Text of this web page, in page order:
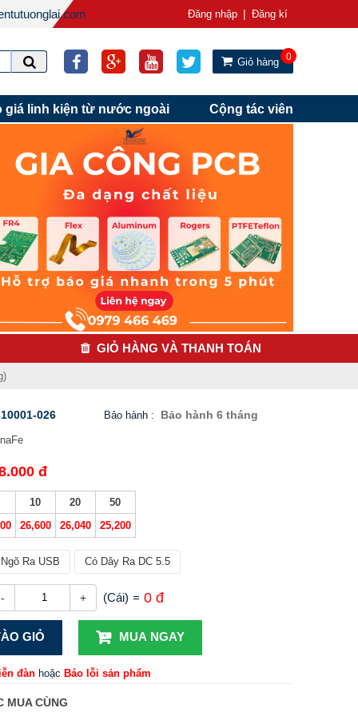
Đăng nhập | Đăng kí
Giỏ hàng 0
giá linh kiện từ nước ngoài Cộng tác viên
GIỎ HÀNG VÀ THANH TOÁN
026 Bảo hành : Bảo hành 6 tháng
đ
10
26,600
20
26,040
50
25,200
Ngõ Ra USB Có Dây Ra DC 5.5
- + (Cái) = 0 đ
GIỎ MUA NGAY
đànhoặc Báo lỗi sản phẩm
MUA CÙNG